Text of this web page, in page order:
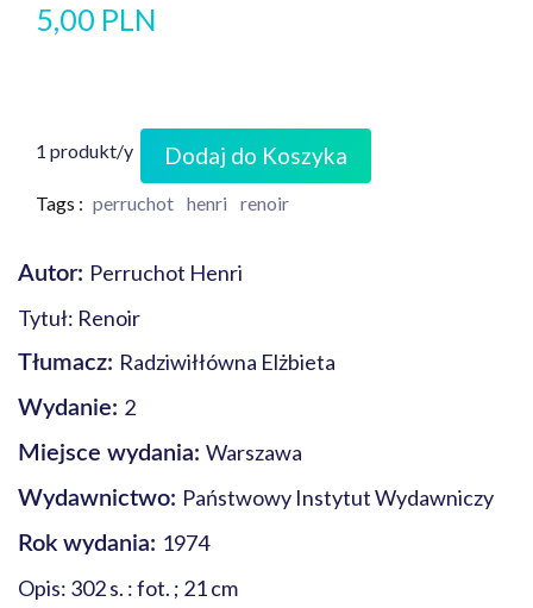
5,00 PLN
1 produkt/y Dodaj do Koszyka
Tags : perruchot henri renoir
Autor: Perruchot Henri
Tytuł: Renoir
Tłumacz: Radziwiłłówna Elżbieta
Wydanie: 2
Miejsce wydania: Warszawa
Wydawnictwo: Państwowy Instytut Wydawniczy
Rok wydania: 1974
Opis: 302 s. : fot. ; 21 cm